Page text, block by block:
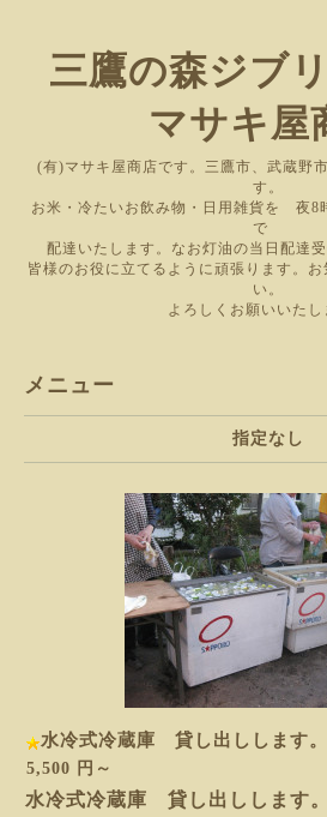
三鷹の森ジブ
マサキ屋
(有)マサキ屋商店です。三鷹市、武蔵野
す。
お米・冷たいお飲み物・日用雑貨を 夜8
で
配達いたします。なお灯油の当日配達
皆様のお役に立てるように頑張ります。
い。
よろしくお願いいたし
メニュー
指定なし
水冷式冷蔵庫 貸し出しします。
5,500 円～
水冷式冷蔵庫 貸し出しします。